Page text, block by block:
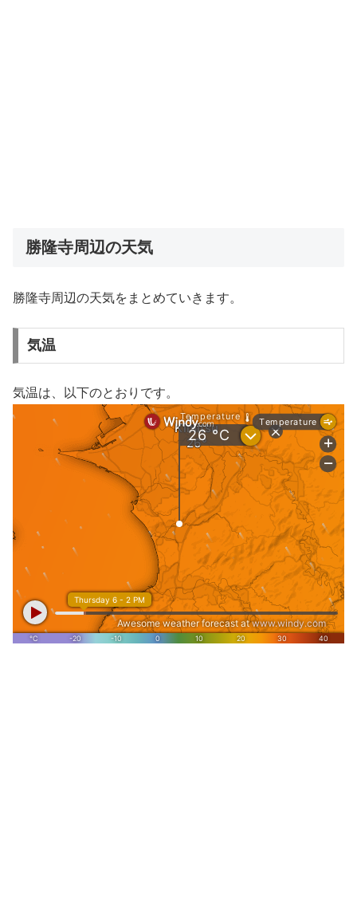
勝隆寺周辺の天気
勝隆寺周辺の天気をまとめていきます。
気温
気温は、以下のとおりです。